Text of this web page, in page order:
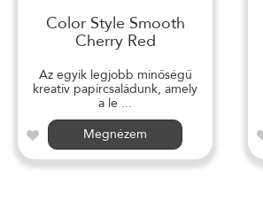
Color Style Smooth
Cherry Red
Az egyik legjobb minőségű
kreatív papírcsaládunk, amely
a le ...
Megnézem